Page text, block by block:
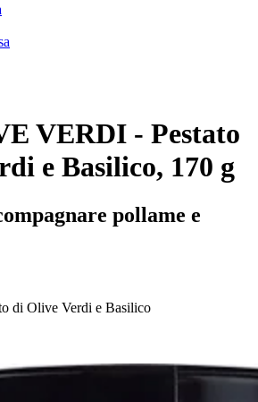
VERDI - Pestato
e Basilico, 170 g
pollame e
di Olive Verdi e Basilico